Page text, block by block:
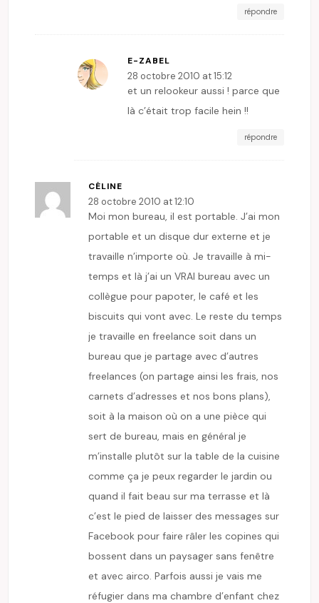
répondre
E-ZABEL
28 octobre 2010 at 15:12
et un relookeur aussi ! parce que
là c’était trop facile hein !!
répondre
CÉLINE
28 octobre 2010 at 12:10
Moi mon bureau, il est portable. J’ai mon
portable et un disque dur externe et je
travaille n’importe où. Je travaille à mi-
temps et là j’ai un VRAI bureau avec un
collègue pour papoter, le café et les
biscuits qui vont avec. Le reste du temps
je travaille en freelance soit dans un
bureau que je partage avec d’autres
freelances (on partage ainsi les frais, nos
carnets d’adresses et nos bons plans),
soit à la maison où on a une pièce qui
sert de bureau, mais en général je
m’installe plutôt sur la table de la cuisine
comme ça je peux regarder le jardin ou
quand il fait beau sur ma terrasse et là
c’est le pied de laisser des messages sur
Facebook pour faire râler les copines qui
bossent dans un paysager sans fenêtre
et avec airco. Parfois aussi je vais me
réfugier dans ma chambre d’enfant chez